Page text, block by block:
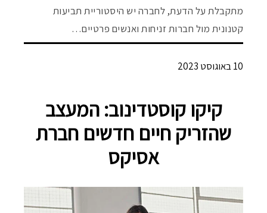
מתקבלת על הדעת, לחברה יש היסטוריית תביעות
קטנונית מול חברות זניחות ואנשים פרטיים…
10 באוגוסט 2023
קיקו קוסטדינוב: המעצב
שהזריק חיים חדשים חברת
אסיקס